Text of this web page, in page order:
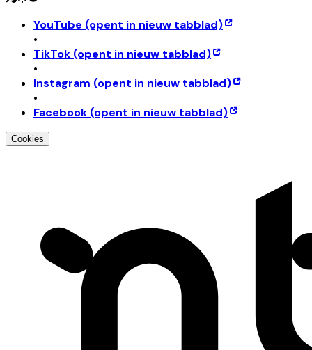
YouTube (opent in nieuw tabblad)
•
TikTok (opent in nieuw tabblad)
•
Instagram (opent in nieuw tabblad)
•
Facebook (opent in nieuw tabblad)
Cookies